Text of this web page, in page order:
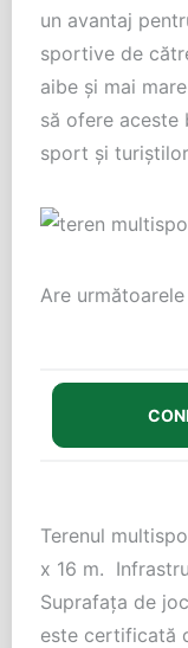
un avantaj
sportive de
aibe și mai
să ofere aceste
sport și
Are
Terenul
x 16 m.
Suprafața de
este certificată